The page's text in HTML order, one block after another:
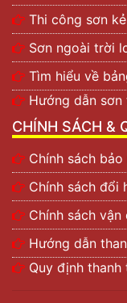
Thi công sơn
Sơn ngoài trời
Tìm hiểu về
Hướng dẫn
CHÍNH SÁCH &
Chính sách
Chính sách đổi
Chính sách
Hướng dẫn
Quy định thanh